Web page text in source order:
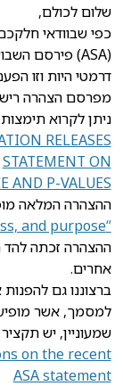
שלום לכולם,
כפי שבוודאי
מפרסם הצהרה
ניתן לקרוא
RELEASES
STATEMENT ON
AND P-VALUES
ההצהרה המלאה
“on p-values: context, process, and purpose”
ההצהרה זכתה להד
אחרים.
ברצוננו גם
למסמך, אשר
שמעוניין, יש
on the recent
ASA statement